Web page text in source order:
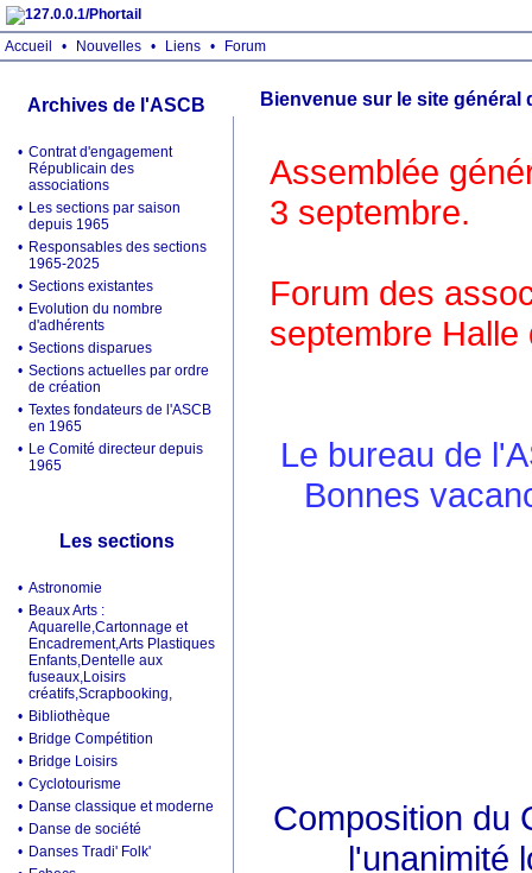
Accueil • Nouvelles • Liens • Forum
Archives de l'ASCB
• Contrat d'engagement
Républicain des
associations
• Les sections par saison
depuis 1965
• Responsables des sections
1965-2025
• Sections existantes
• Evolution du nombre
d'adhérents
• Sections disparues
• Sections actuelles par ordre
de création
• Textes fondateurs de l'ASCB
en 1965
• Le Comité directeur depuis
1965
Les sections
• Astronomie
• Beaux Arts :
Aquarelle,Cartonnage et
Encadrement,Arts Plastiques
Enfants,Dentelle aux
fuseaux,Loisirs
créatifs,Scrapbooking,
• Bibliothèque
• Bridge Compétition
• Bridge Loisirs
• Cyclotourisme
• Danse classique et moderne
• Danse de société
• Danses Tradi' Folk'
Bienvenue sur le site général
Assemblée
3 septembre.
Forum des
septembre Halle
Le bureau de
Bonnes
Composition du
l'unanimité